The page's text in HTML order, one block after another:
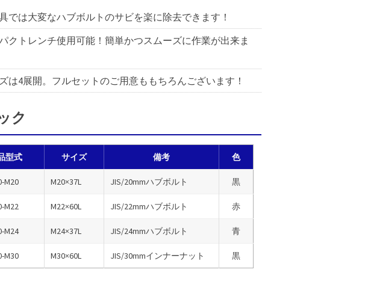
では大変なハブボルトのサビを楽に除去できます！
クトレンチ使用可能！簡単かつスムーズに作業が出来ま
は4展開。フルセットのご用意ももちろんございます！
ク
型式 サイズ 備考 色
M20 M20×37L JIS/20mmハブボルト 黒
M22 M22×60L JIS/22mmハブボルト 赤
M24 M24×37L JIS/24mmハブボルト 青
M30 M30×60L JIS/30mmインナーナット 黒